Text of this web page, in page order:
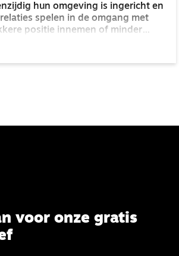
hun omgeving is ingericht en
spelen in de omgang met
positie innemen of minder
zijn.
voor onze gratis